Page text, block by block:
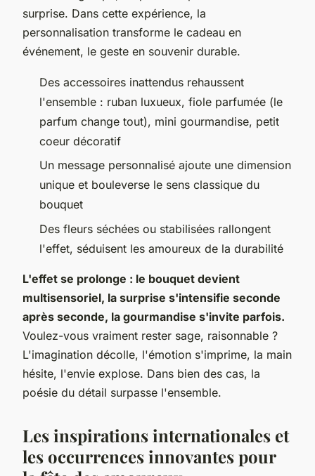
surprise. Dans cette expérience, la
personnalisation transforme le cadeau en
événement, le geste en souvenir durable.
Des accessoires inattendus rehaussent
l'ensemble : ruban luxueux, fiole parfumée (le
parfum change tout), mini gourmandise, petit
coeur décoratif
Un message personnalisé ajoute une dimension
unique et bouleverse le sens classique du
bouquet
Des fleurs séchées ou stabilisées rallongent
l'effet, séduisent les amoureux de la durabilité
L'effet se prolonge : le bouquet devient
multisensoriel, la surprise s'intensifie seconde
après seconde, la gourmandise s'invite parfois.
Voulez-vous vraiment rester sage, raisonnable ?
L'imagination décolle, l'émotion s'imprime, la main
hésite, l'envie explose. Dans bien des cas, la
poésie du détail surpasse l'ensemble.
Les inspirations internationales et
les occurrences innovantes pour